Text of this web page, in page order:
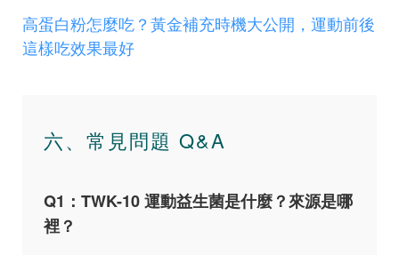
高蛋白粉怎麼吃？黃金補充時機大公開，運動前後
這樣吃效果最好
六、常見問題 Q&A
Q1：TWK-10 運動益生菌是什麼？來源是哪
裡？